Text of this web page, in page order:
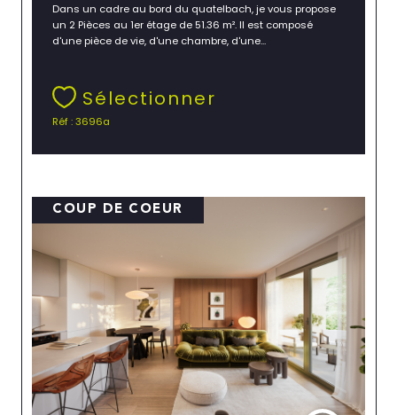
Dans un cadre au bord du quatelbach, je vous propose
un 2 Pièces au 1er étage de 51.36 m². Il est composé
d'une pièce de vie, d'une chambre, d'une...
Sélectionner
Réf : 3696a
COUP DE COEUR